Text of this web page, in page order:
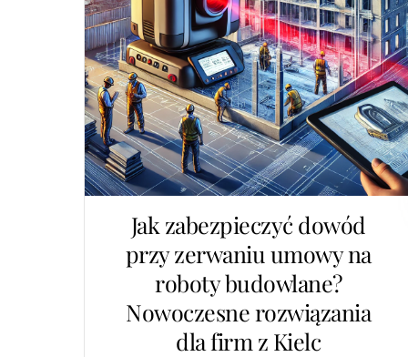
Jak zabezpieczyć dowód
przy zerwaniu umowy na
roboty budowlane?
Nowoczesne rozwiązania
dla firm z Kielc